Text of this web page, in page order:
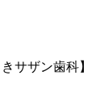
サザン歯科】